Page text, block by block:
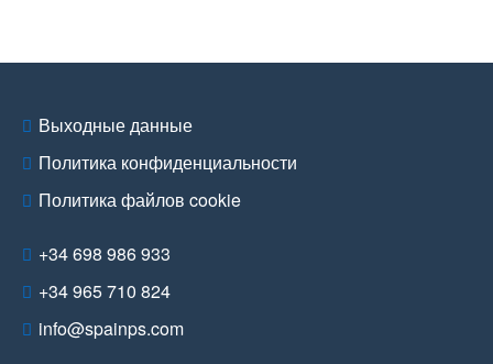
Выходные данные
Политика конфиденциальности
Политика файлов cookie
+34 698 986 933
+34 965 710 824
info@spainps.com